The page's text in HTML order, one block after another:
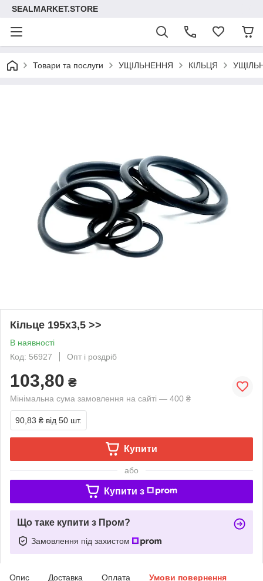
SEALMARKET.STORE
Товари та послуги УЩІЛЬНЕННЯ КІЛЬЦЯ
Кільце 195х3,5 >>
В наявності
Код: 56927
Опт і роздріб
103,80 ₴
Мінімальна сума замовлення на сайті — 400 ₴
90,83 ₴ від 50 шт.
Купити
або
Купити з
Що таке купити з Пром?
Замовлення під захистом
Опис Доставка Оплата Умови повернення